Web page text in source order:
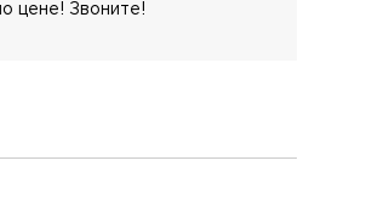
цене! Звоните!